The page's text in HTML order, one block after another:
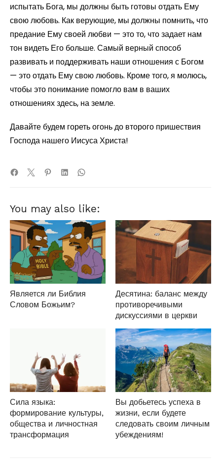
испытать Бога, мы должны быть готовы отдать Ему
свою любовь. Как верующие, мы должны помнить, что
предание Ему своей любви — это то, что задает нам
тон видеть Его больше. Самый верный способ
развивать и поддерживать наши отношения с Богом
— это отдать Ему свою любовь. Кроме того, я молюсь,
чтобы это понимание помогло вам в ваших
отношениях здесь, на земле.
Давайте будем гореть огонь до второго пришествия
Господа нашего Иисуса Христа!
You may also like:
Является ли Библия
Словом Божьим?
Десятина: баланс между
противоречивыми
дискуссиями в церкви
Сила языка:
формирование культуры,
общества и личностная
трансформация
Вы добьетесь успеха в
жизни, если будете
следовать своим личным
убеждениям!